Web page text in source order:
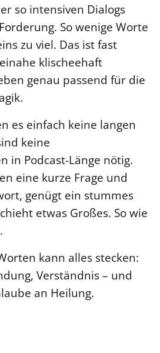
so intensiven Dialogs
So wenige Worte
zu viel. Das ist fast
klischeehaft
genau passend für die
es einfach keine langen
keine
in Podcast-Länge nötig.
eine kurze Frage und
genügt ein stummes
etwas Großes. So wie
kann alles stecken:
Verständnis – und
an Heilung.